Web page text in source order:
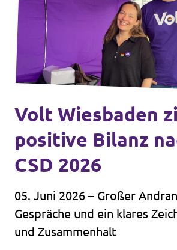
Volt Wiesbaden
positive Bilanz
CSD 2026
05. Juni 2026 – Großer
Gespräche und ein klares
und Zusammenhalt